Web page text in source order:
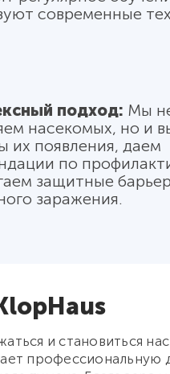
современные
подход: Мы
насекомых, но и
их появления, даем
по
защитные
заражения.
и становиться
профессиональную